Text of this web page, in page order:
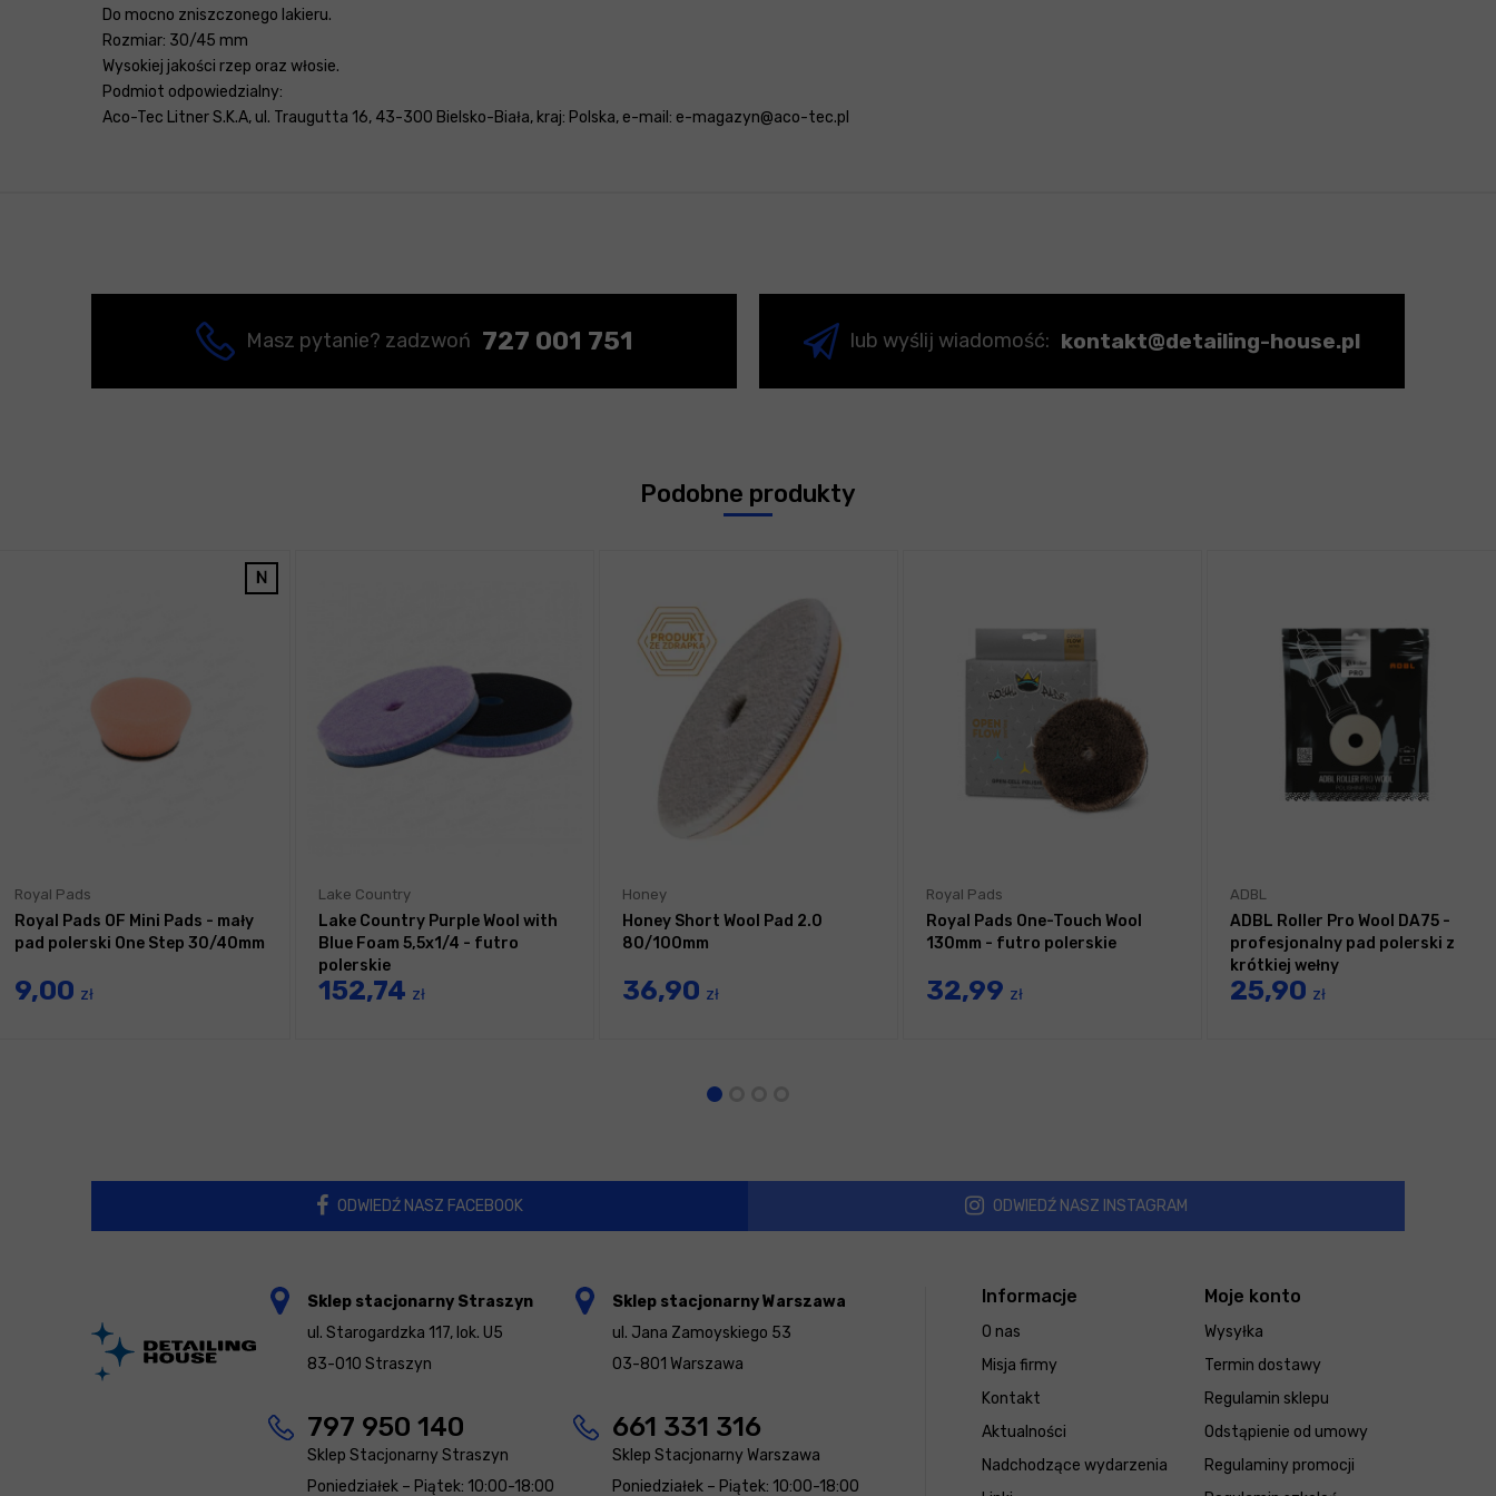
Do mocno zniszczonego lakieru.
Rozmiar: 30/45 mm
Wysokiej jakości rzep oraz włosie.
Podmiot odpowiedzialny:
Aco-Tec Litner S.K.A, ul. Traugutta 16, 43-300 Bielsko-Biała, kraj: Polska, e-mail: e-magazyn@aco-tec.pl
Masz pytanie? zadzwoń 727 001 751 lub wyślij wiadomość: kontakt@detailing-house.pl
Podobne produkty
Royal Pads
Royal Pads OF Mini Pads - mały
pad polerski One Step 30/40mm
9,00 zł
Lake Country
Lake Country Purple Wool with
Blue Foam 5,5x1/4 - futro
polerskie
152,74 zł
Honey
Honey Short Wool Pad 2.0
80/100mm
36,90 zł
Royal Pads
Royal Pads One-Touch Wool
130mm - futro polerskie
32,99 zł
ADBL
ADBL Roller Pro Wool DA75 -
profesjonalny pad polerski z
krótkiej wełny
25,90 zł
ODWIEDŹ NASZ FACEBOOK ODWIEDŹ NASZ INSTAGRAM
Informacje
O nas
Misja firmy
Kontakt
Aktualności
Nadchodzące wydarzenia
Moje konto
Wysyłka
Termin dostawy
Regulamin sklepu
Odstąpienie od umowy
Regulaminy promocji
Sklep stacjonarny Straszyn
ul. Starogardzka 117, lok. U5
83-010 Straszyn
797 950 140
Sklep Stacjonarny Straszyn
Poniedziałek – Piątek: 10:00-18:00
Sklep stacjonarny Warszawa
ul. Jana Zamoyskiego 53
03-801 Warszawa
661 331 316
Sklep Stacjonarny Warszawa
Poniedziałek – Piątek: 10:00-18:00